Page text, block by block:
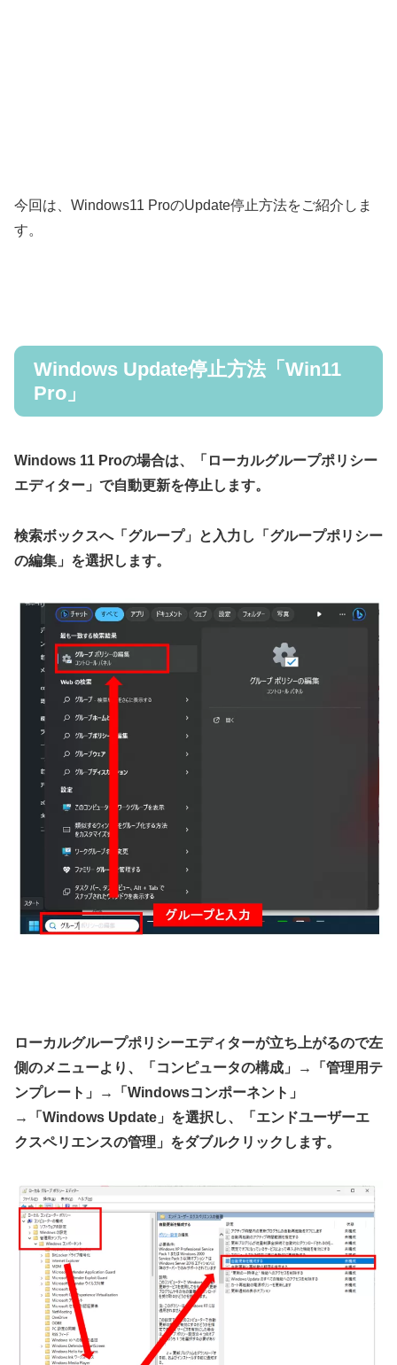
今回は、Windows11 ProのUpdate停止方法をご紹介しま
す。
Windows Update停止方法「Win11
Pro」
Windows 11 Proの場合は、「ローカルグループポリシー
エディター」で自動更新を停止します。
検索ボックスへ「グループ」と入力し「グループポリシー
の編集」を選択します。
ローカルグループポリシーエディターが立ち上がるので左
側のメニューより、「コンピュータの構成」→「管理用テ
ンプレート」→「Windowsコンポーネント」
→「Windows Update」を選択し、「エンドユーザーエ
クスペリエンスの管理」をダブルクリックします。